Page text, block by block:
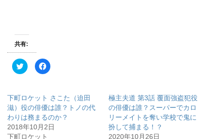
共有:
ク
リ
T
w
i
t
t
e
r
F
a
k
で
共
有
す
下町ロケット さこた（迫田
滋）役の俳優は誰？トノの代
わりは務まるのか？
2018年10月2日
下町ロケット
極主夫道 第3話 覆面強盗犯役
の俳優は誰？スーパーでカロ
リーメイトを奪い学校で鬼に
扮して捕まる！？
2020年10月26日